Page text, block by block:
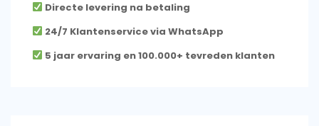
Directe levering na betaling
24/7 Klantenservice via WhatsApp
5 jaar ervaring en 100.000+ tevreden klanten